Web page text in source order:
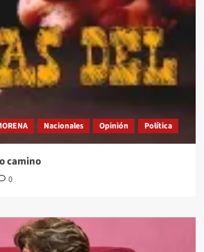
Nacionales Opinión Política
camino
0